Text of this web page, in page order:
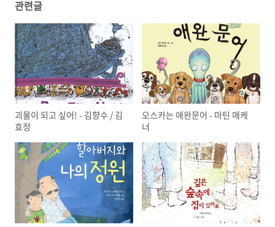
관련글
괴물이 되고 싶어! - 김향수 / 김
효정
오스카는 애완문어 - 마틴 매케
너